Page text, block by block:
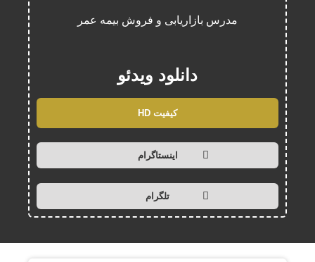
مدرس بازاریابی و فروش بیمه عمر
دانلود ویدئو
کیفیت HD
اینستاگرام
تلگرام